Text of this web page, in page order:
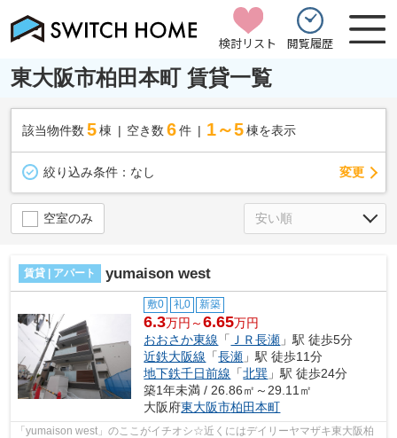
検討リスト 閲覧履歴
東大阪市柏田本町 賃貸一覧
該当物件数 5棟 空き数 6 件 1～5 棟を表示
絞り込み条件： なし 変更
空室のみ
賃貸 | アパート yumaison west
敷0 礼0 新築
6.3万円～6.65万円
おおさか東線 「 ＪＲ長瀬 」駅 徒歩5分
近鉄大阪線 「長瀬 」駅 徒歩11分
地下鉄千日前線 「北巽 」駅 徒歩24分
築1年未満 / 26.86㎡～29.11㎡
大阪府東大阪市柏田本町
「yumaison west」のここがイチオシ☆近くにはデイリーヤマザキ東大阪柏